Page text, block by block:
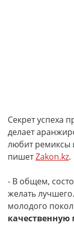
Секрет успеха
делает
любит ремиксы
пишетZakon.kz.
- В общем,
желать
молодого
качественную